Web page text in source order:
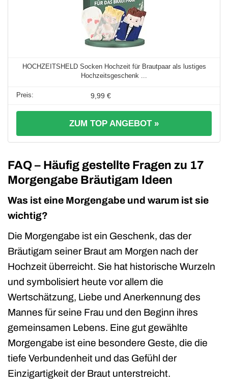
HOCHZEITSHELD Socken Hochzeit für Brautpaar als lustiges
Hochzeitsgeschenk ...
9,99 €
ZUM TOP ANGEBOT »
FAQ – Häufig gestellte Fragen zu 17
Morgengabe Bräutigam Ideen
Was ist eine Morgengabe und warum ist sie
wichtig?
Die Morgengabe ist ein Geschenk, das der
Bräutigam seiner Braut am Morgen nach der
Hochzeit überreicht. Sie hat historische Wurzeln
und symbolisiert heute vor allem die
Wertschätzung, Liebe und Anerkennung des
Mannes für seine Frau und den Beginn ihres
gemeinsamen Lebens. Eine gut gewählte
Morgengabe ist eine besondere Geste, die die
tiefe Verbundenheit und das Gefühl der
Einzigartigkeit der Braut unterstreicht.